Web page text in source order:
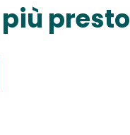
presto